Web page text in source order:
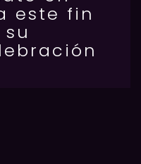
este fin